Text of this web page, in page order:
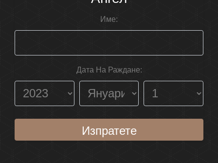
Име:
Дата На Раждане:
Изпратете